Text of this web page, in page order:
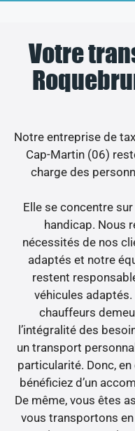
Votre
Notre entreprise de
Cap-Martin (06)
charge des
Elle se concentre
handicap. Nous
nécessités de nos
adaptés et notre
restent
véhicules
chauffeurs
l’intégralité des
un transport
particularité. Donc,
bénéficiez d’un
De même, vous êtes
vous transportons